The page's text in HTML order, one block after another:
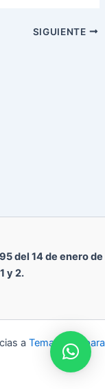
SIGUIENTE
del 14 de enero de
y 2.
a Tema Astra para